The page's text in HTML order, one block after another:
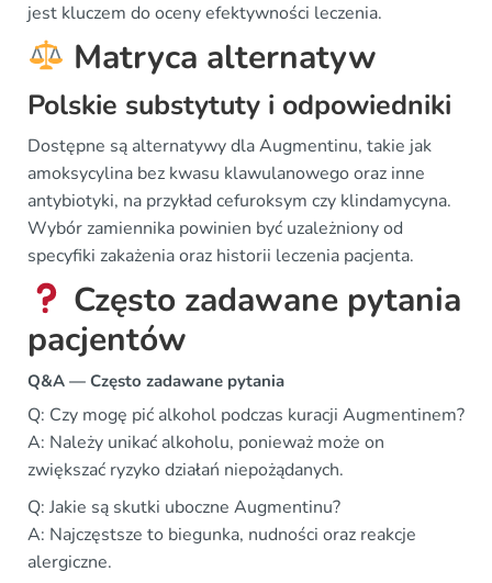
jest kluczem do oceny efektywności leczenia.
Matryca alternatyw
Polskie substytuty i odpowiedniki
Dostępne są alternatywy dla Augmentinu, takie jak
amoksycylina bez kwasu klawulanowego oraz inne
antybiotyki, na przykład cefuroksym czy klindamycyna.
Wybór zamiennika powinien być uzależniony od
specyfiki zakażenia oraz historii leczenia pacjenta.
Często zadawane pytania
pacjentów
Q&A — Często zadawane pytania
Q: Czy mogę pić alkohol podczas kuracji Augmentinem?
A: Należy unikać alkoholu, ponieważ może on
zwiększać ryzyko działań niepożądanych.
Q: Jakie są skutki uboczne Augmentinu?
A: Najczęstsze to biegunka, nudności oraz reakcje
alergiczne.